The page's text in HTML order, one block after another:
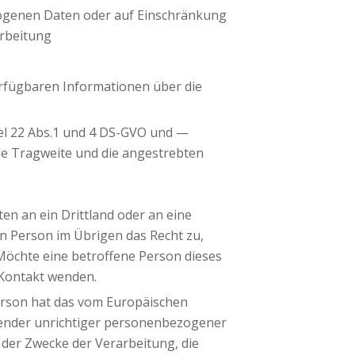
Daten oder auf Einschränkung
Informationen über die
Abs.1 und 4 DS-GVO und —
Tragweite und die angestrebten
an ein Drittland oder an eine
im Übrigen das Recht zu,
eine betroffene Person dieses
wenden.
hat das vom Europäischen
unrichtiger personenbezogener
Zwecke der Verarbeitung, die